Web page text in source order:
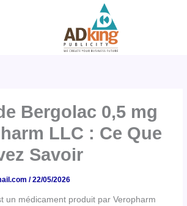
Bergolac 0,5 mg
LLC : Ce Que
Savoir
/22/05/2026
un médicament produit par Veropharm